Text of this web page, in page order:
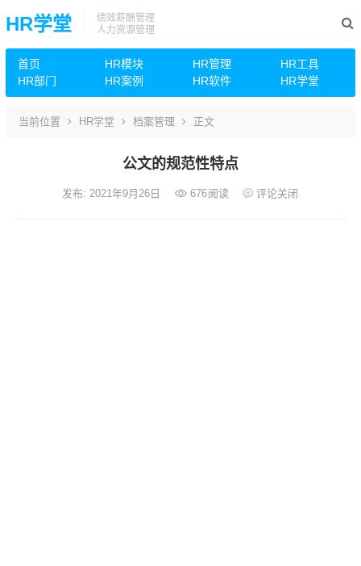
HR学堂
绩效薪酬管理
人力资源管理
首页 HR模块 HR管理
HR工具
HR部门
HR案例 HR软件 HR学堂
当前位置 HR学堂 档案管理 正文
公文的规范性特点
发布: 2021年9月26日 676阅读 评论关闭